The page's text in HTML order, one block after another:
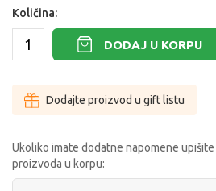
Količina:
DODAJ U KORPU
Dodajte proizvod u gift listu
Ukoliko imate dodatne napomene
proizvoda u korpu: